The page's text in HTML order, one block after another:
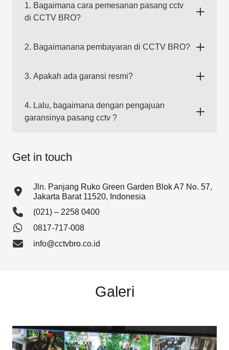
1. Bagaimana cara pemesanan pasang cctv
di CCTV BRO?
2. Bagaimanana pembayaran di CCTV BRO?
3. Apakah ada garansi resmi?
4. Lalu, bagaimana dengan pengajuan
garansinya pasang cctv ?
Get in touch
Jln. Panjang Ruko Green Garden Blok A7 No. 57,
Jakarta Barat 11520, Indonesia
(021) – 2258 0400
0817-717-008
info@cctvbro.co.id
Galeri